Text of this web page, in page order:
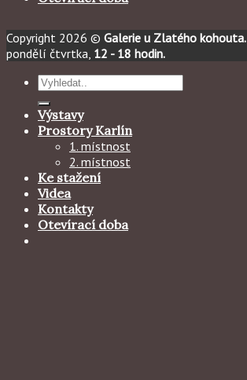
Copyright 2026 © Galerie u Zlatého kohouta.
pondělí čtvrtka, 12 - 18 hodin.
Hledat:
Výstavy
Prostory Karlín
1. místnost
2. místnost
Ke stažení
Videa
Kontakty
Otevírací doba